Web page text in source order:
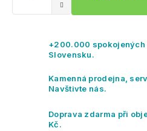
+200.000 spokojených
Slovensku.
Kamenná prodejna,
Navštivte nás.
Doprava zdarma při
Kč.